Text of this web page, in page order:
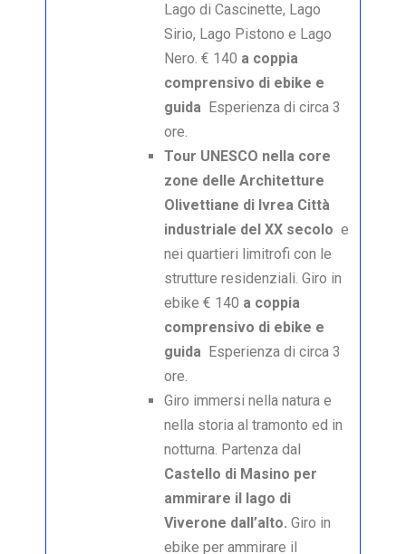
Lago di Cascinette, Lago
Sirio, Lago Pistono e Lago
Nero. € 140 a coppia
comprensivo di ebike e
guida Esperienza di circa 3
ore.
Tour UNESCO nella core
zone delle Architetture
Olivettiane di Ivrea Città
industriale del XX secolo e
nei quartieri limitrofi con le
strutture residenziali. Giro in
ebike € 140 a coppia
comprensivo di ebike e
guida Esperienza di circa 3
ore.
Giro immersi nella natura e
nella storia al tramonto ed in
notturna. Partenza dal
Castello di Masino per
ammirare il lago di
Viverone dall’alto. Giro in
ebike per ammirare il